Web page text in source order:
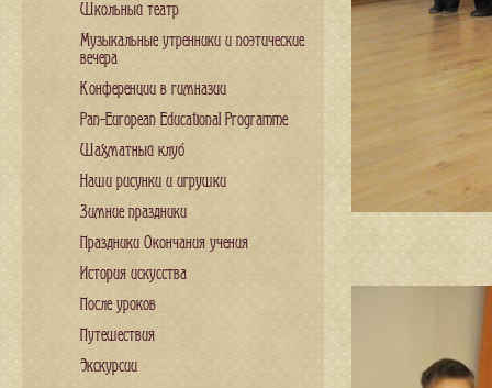
Школьный театр
Музыкальные утренники и поэтические
вечера
Конференции в гимназии
Pan-European Educational Programme
Шахматный клуб
Наши рисунки и игрушки
Зимние праздники
Праздники Окончания учения
История искусства
После уроков
Путешествия
Экскурсии